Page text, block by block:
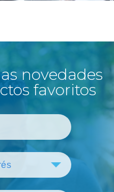
novedades
favoritos